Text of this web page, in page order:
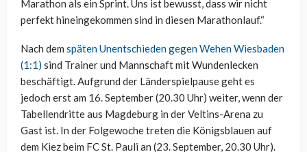
Marathon als ein Sprint. Uns ist bewusst, dass wir nicht
perfekt hineingekommen sind in diesen Marathonlauf.“
Nach dem späten Unentschieden gegen Wehen Wiesbaden
(1:1) sind Trainer und Mannschaft mit Wundenlecken
beschäftigt. Aufgrund der Länderspielpause geht es
jedoch erst am 16. September (20.30 Uhr) weiter, wenn der
Tabellendritte aus Magdeburg in der Veltins-Arena zu
Gast ist. In der Folgewoche treten die Königsblauen auf
dem Kiez beim FC St. Pauli an (23. September, 20.30 Uhr).